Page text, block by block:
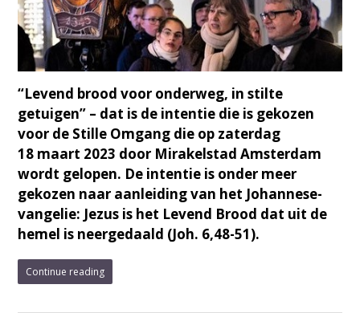
“Levend brood voor onderweg, in stilte
getuigen” – dat is de intentie die is gekozen
voor de Stille Omgang die op zater­dag
18 maart 2023 door Mirakelstad Amsterdam
wordt gelopen. De intentie is onder meer
gekozen naar aan­lei­ding van het Johannese­
van­ge­lie: Jezus is het Levend Brood dat uit de
hemel is neer­ge­daald (Joh. 6,48-51).
Continue reading